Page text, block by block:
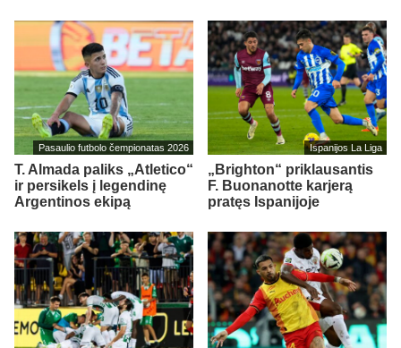
Pasaulio futbolo čempionatas 2026
T. Almada paliks „Atletico“
ir persikels į legendinę
Argentinos ekipą
Ispanijos La Liga
„Brighton“ priklausantis
F. Buonanotte karjerą
pratęs Ispanijoje